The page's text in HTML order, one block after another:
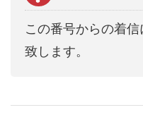
この番号からの着
致します。